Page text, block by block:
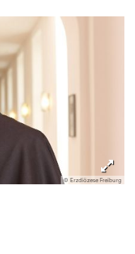
© Erzdiözese Freiburg